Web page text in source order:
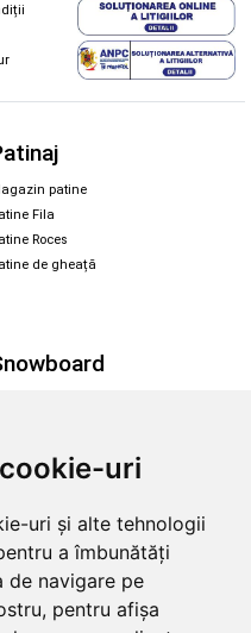
uri
uri și alte tehnologii
a îmbunătăți
de navigare pe
pentru afișa
patine
Fila
Roces
de gheață
Cruz
Skateboards